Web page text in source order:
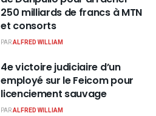
250 milliards de francs à MTN
et consorts
PARALFRED WILLIAM
4e victoire judiciaire d’un
employé sur le Feicom pour
licenciement sauvage
PARALFRED WILLIAM